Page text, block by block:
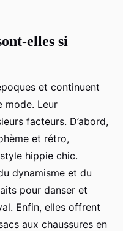
elles si
et continuent
mode. Leur
facteurs. D’abord,
et rétro,
hippie chic.
dynamisme et du
pour danser et
Enfin, elles offrent
aux chaussures en